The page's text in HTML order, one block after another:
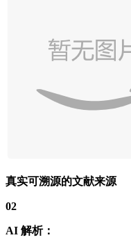
真实可溯源的文献来源
02
AI 解析：